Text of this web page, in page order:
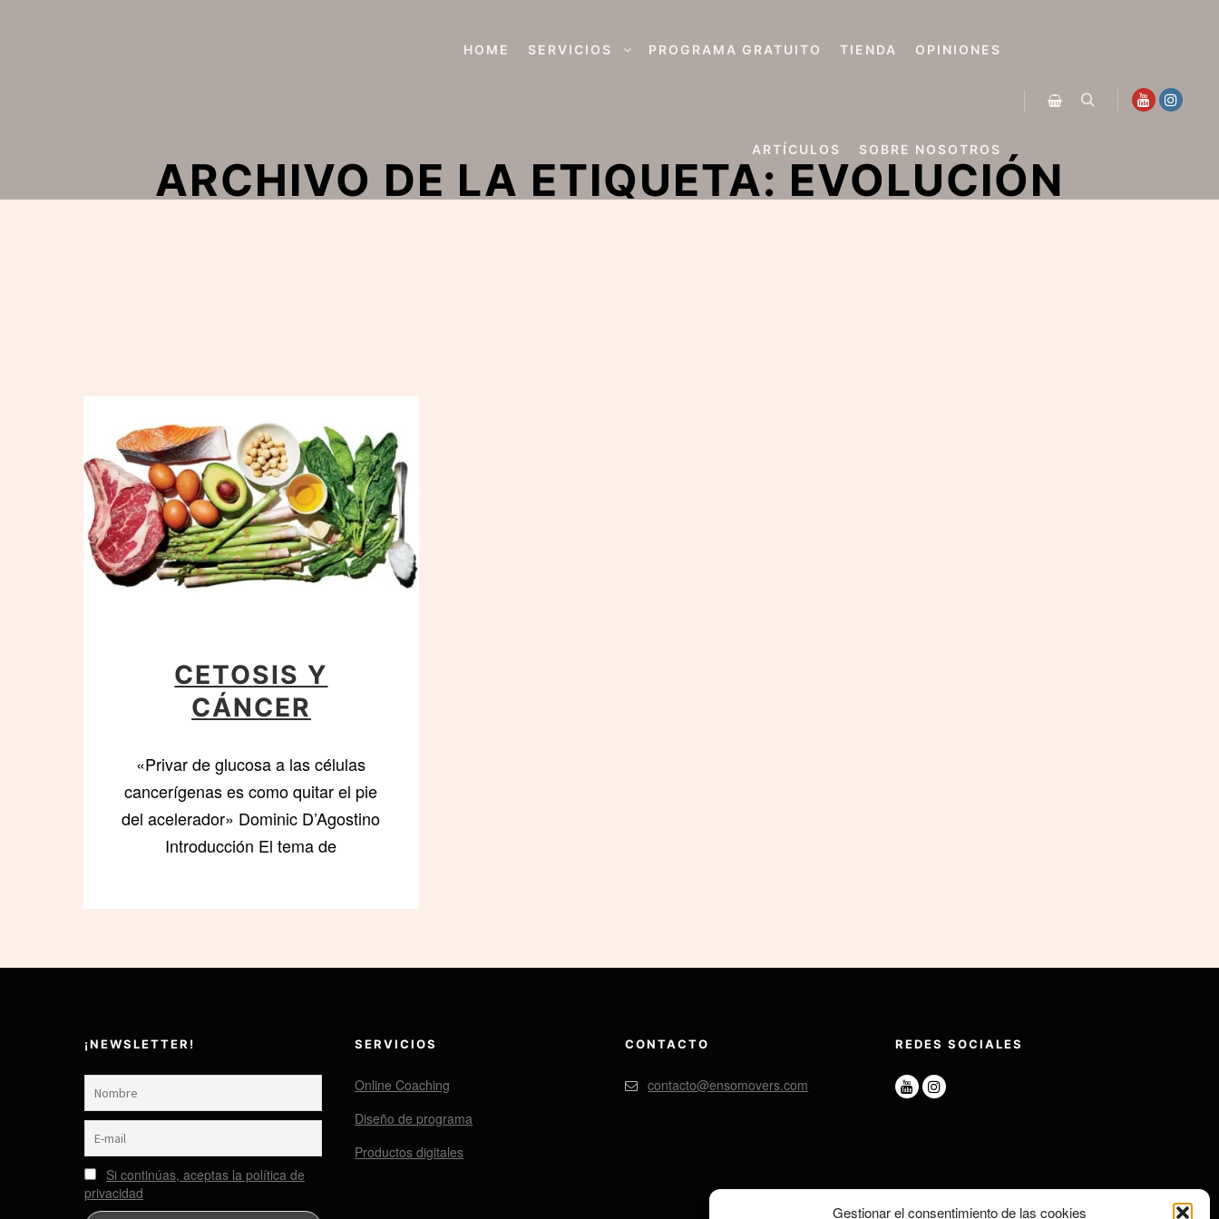
Gestionar el consentimiento de las cookies
HOME SERVICIOS PROGRAMA GRATUITO TIENDA OPINIONES
ARTÍCULOS SOBRE NOSOTROS
ARCHIVO DE LA ETIQUETA: EVOLUCIÓN
CETOSIS Y
CÁNCER
«Privar de glucosa a las células
cancerígenas es como quitar el pie
del acelerador» Dominic D’Agostino
Introducción El tema de
¡NEWSLETTER!
Si continúas, aceptas la política de
privacidad
SERVICIOS
Online Coaching
Diseño de programa
Productos digitales
CONTACTO
contacto@ensomovers.com
REDES SOCIALES